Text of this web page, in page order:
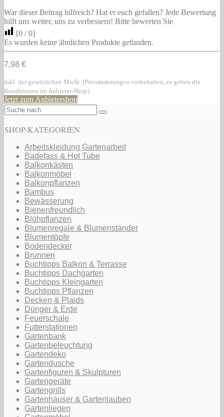
War dieser Beitrag hilfreich? Hat er euch gefallen? Jede Bewertung
hilft uns weiter, uns zu verbessern! Bitte bewerten Sie
[0 /0]
Es wurden keine ähnlichen Produkte gefunden.
7,98 €
inkl. der gesetzlichen MwSt. (Preisänderungen vorbehalten, es gelten die
Konditionen im Anbieter-Shop)
Jetzt zum Anbietershop
SHOP-KATEGORIEN
Arbeitskleidung Gartenarbeit
Badefass & Hot Tube
Balkonkästen
Balkonmöbel
Balkonpflanzen
Bambus
Bewässerung
Bienenfreundlich
Blühpflanzen
Blumenregale & Blumenständer
Blumentöpfe
Bodendecker
Brunnen
Buchtipps Balkon & Terrasse
Buchtipps Dachgarten
Buchtipps Kleingarten
Buchtipps Pflanzen
Decken & Plaids
Dünger & Erde
Feuerschale
Futterstationen
Gartenbank
Gartenbeleuchtung
Gartendeko
Gartendusche
Gartenfiguren & Skulpturen
Gartengeräte
Gartengrills
Gartenhäuser & Gartenlauben
Gartenliegen